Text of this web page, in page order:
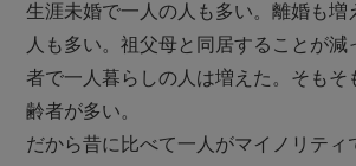
生涯未婚で一人の人も多い。離婚も増
人も多い。祖父母と同居することが減
者で一人暮らしの人は増えた。そもそ
齢者が多い。
だから昔に比べて一人がマイノリティ